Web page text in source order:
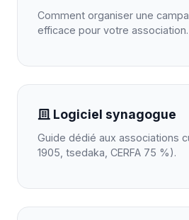
Comment organiser une
efficace pour votre association.
Logiciel synagogue
Guide dédié aux associations
1905, tsedaka, CERFA 75 %).